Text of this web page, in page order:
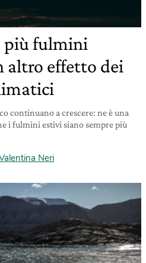
più fulmini
altro effetto dei
continuano a crescere: ne è una
i fulmini estivi siano sempre più
Neri